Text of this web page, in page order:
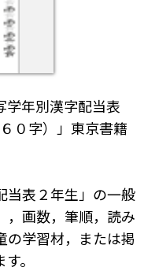
学年別漢字配当表
０字）」東京書籍
当表２年生」の一般
，画数，筆順，読み
の学習材，または掲
。